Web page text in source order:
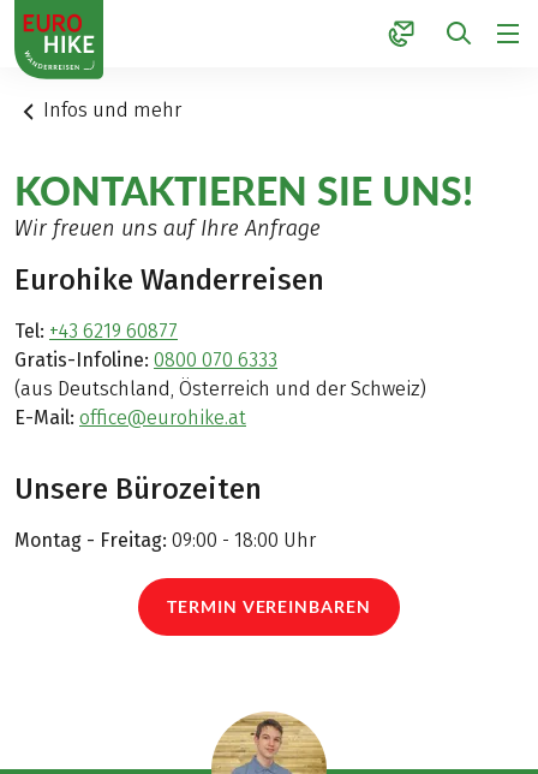
1
Infos und mehr
KONTAKTIEREN SIE UNS!
Wir freuen uns auf Ihre Anfrage
Eurohike Wanderreisen
Tel: +43 6219 60877
Gratis-Infoline: 0800 070 6333
(aus Deutschland, Österreich und der Schweiz)
E-Mail: office@eurohike.at
Unsere Bürozeiten
Montag - Freitag: 09:00 - 18:00 Uhr
TERMIN VEREINBAREN